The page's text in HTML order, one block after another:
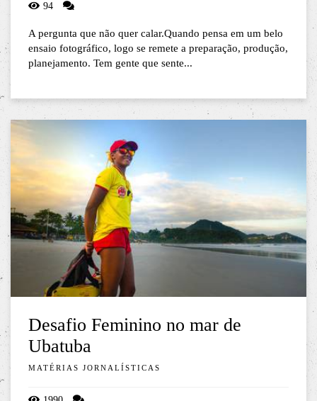
94
A pergunta que não quer calar.Quando pensa em um belo
ensaio fotográfico, logo se remete a preparação, produção,
planejamento. Tem gente que sente...
Desafio Feminino no mar de
Ubatuba
MATÉRIAS JORNALÍSTICAS